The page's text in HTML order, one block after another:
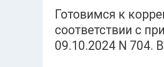
Готовимся к
соответствии с
09.10.2024 N 704.